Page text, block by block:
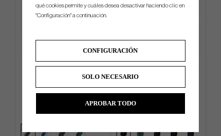
Mizuno BR-D3 2024 - Carry
Info Compra
TaylorMade Deluxe -26 - Cart
Info Compra
qué cookies permite y cuáles desea desactivar haciendo clic en
"Configuración" a continuación.
CONFIGURACIÓN
SOLO NECESARIO
APROBAR TODO